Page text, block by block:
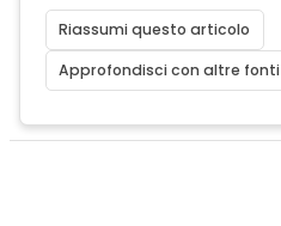
Riassumi questo articolo
Approfondisci con altre fonti